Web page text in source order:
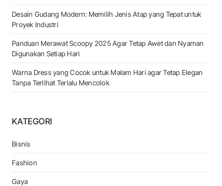
Desain Gudang Modern: Memilih Jenis Atap yang Tepat untuk
Proyek Industri
Panduan Merawat Scoopy 2025 Agar Tetap Awet dan Nyaman
Digunakan Setiap Hari
Warna Dress yang Cocok untuk Malam Hari agar Tetap Elegan
Tanpa Terlihat Terlalu Mencolok
KATEGORI
Bisnis
Fashion
Gaya